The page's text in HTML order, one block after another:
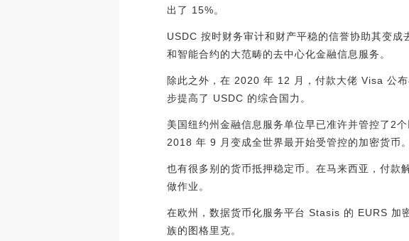
出了 15%。
USDC 按时财务审计和财产平稳的信誉协助其变
和智能合约的大范畴的去中心化金融信息服务。
除此之外，在 2020 年 12 月，付款大佬 Visa 公
步提高了 USDC 的综合国力。
美国纽约州金融信息服务单位早已准许并管控了2
2018 年 9 月变成全世界最开始受管控的加密货币。
也有很多别的货币抵押稳定币。在马来西亚，付
做作业。
在欧州，数据货币化服务平台 Stasis 的 EURS 加
族的图格里克。